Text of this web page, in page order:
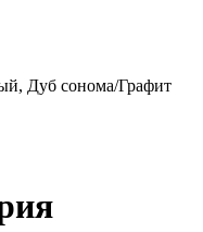
Дуб сонома/Графит